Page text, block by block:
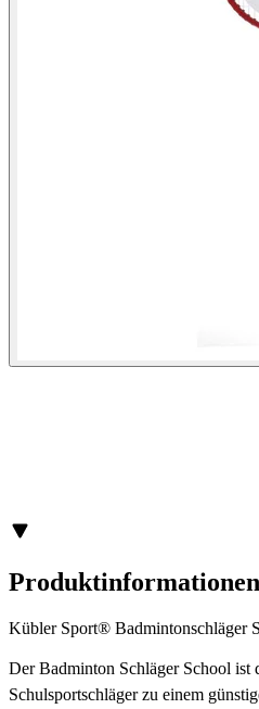
Produktinformationen
Kübler Sport® Badmintonschläger
Der Badminton Schläger School ist
Schulsportschläger zu einem